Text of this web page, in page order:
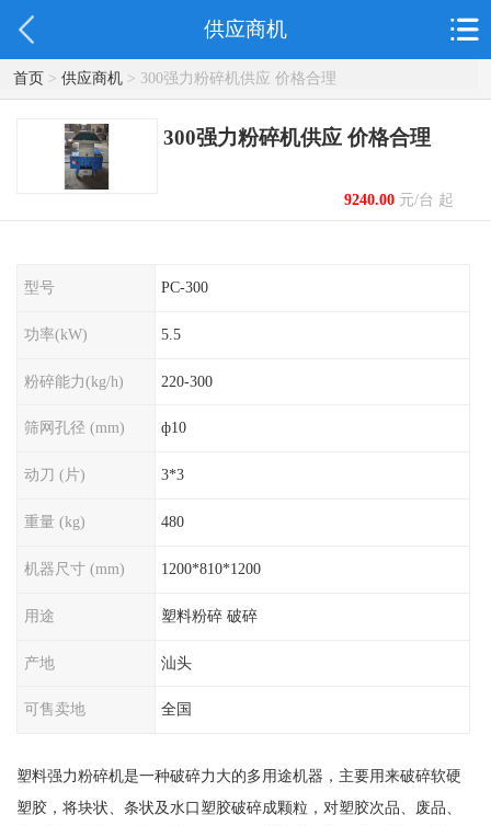
供应商机
首页> 供应商机> 300强力粉碎机供应 价格合理
300强力粉碎机供应 价格合理
9240.00元/台 起
型号 PC-300
功率(kW) 5.5
粉碎能力(kg/h) 220-300
筛网孔径 (mm) ф10
动刀 (片) 3*3
重量 (kg) 480
机器尺寸 (mm) 1200*810*1200
用途 塑料粉碎 破碎
产地 汕头
可售卖地 全国
塑料强力粉碎机是一种破碎力大的多用途机器，主要用来破碎软硬
塑胶，将块状、条状及水口塑胶破碎成颗粒，对塑胶次品、废品、